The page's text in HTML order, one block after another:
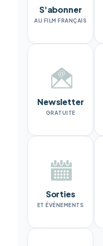
S'abonner
AU FILM FRANÇAIS
Newsletter
GRATUITE
Sorties
ET ÉVÉNEMENTS